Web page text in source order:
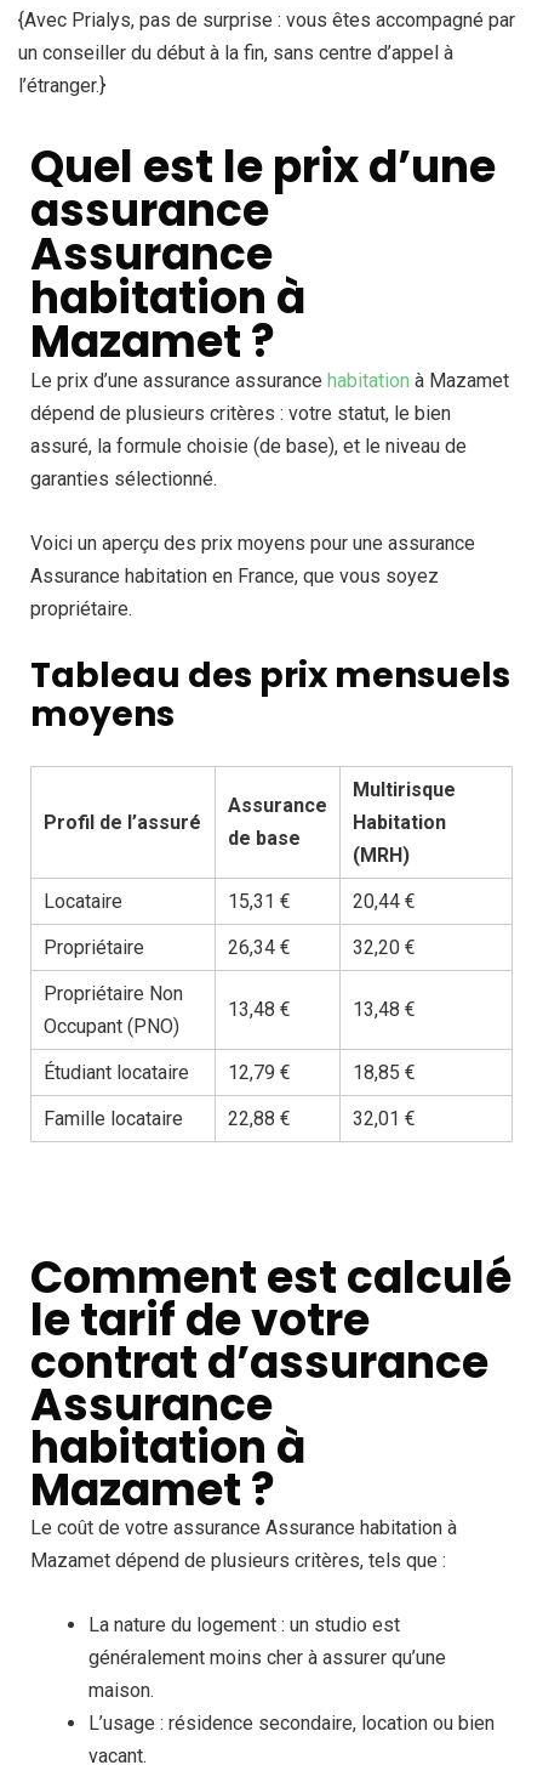
{Avec Prialys, pas de surprise : vous êtes accompagné par
un conseiller du début à la fin, sans centre d’appel à
l’étranger.}
Quel est le prix d’une
assurance
Assurance
habitation à
Mazamet ?
Le prix d’une assurance assurance habitation à Mazamet
dépend de plusieurs critères : votre statut, le bien
assuré, la formule choisie (de base), et le niveau de
garanties sélectionné.
Voici un aperçu des prix moyens pour une assurance
Assurance habitation en France, que vous soyez
propriétaire.
Tableau des prix mensuels
moyens
Profil de l’assuré
Assurance
de base
Multirisque
Habitation
(MRH)
Locataire
15,31 €
20,44 €
Propriétaire
26,34 €
32,20 €
Propriétaire Non
Occupant (PNO)
13,48 € 13,48 €
Étudiant locataire 12,79 €
18,85 €
Famille locataire
22,88 € 32,01 €
Comment est calculé
le tarif de votre
contrat d’assurance
Assurance
habitation à
Mazamet ?
Le coût de votre assurance Assurance habitation à
Mazamet dépend de plusieurs critères, tels que :
La nature du logement : un studio est
généralement moins cher à assurer qu’une
maison.
L’usage : résidence secondaire, location ou bien
vacant.